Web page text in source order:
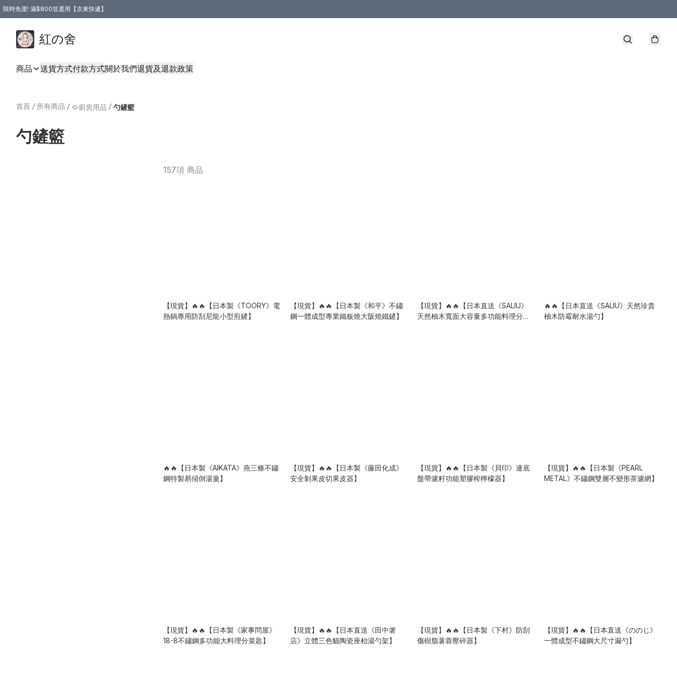
限時免運! 滿$800並選用【京東快遞】
紅の舍
商品 送貨方式付款方式關於我們退貨及退款政策
首頁 / 所有商品 / 🥘廚房用品 / 勺鏟籃
勺鏟籃
157項 商品
【現貨】🔥🔥【日本製《TOORY》電
熱鍋專用防刮尼龍小型煎鏟】
【現貨】🔥🔥【日本製《和平》不鏽
鋼一體成型專業鐵板燒大阪燒鐵鏟】
【現貨】🔥🔥【日本直送《SALIU》
天然柚木寬面大容量多功能料理分菜
🔥🔥【日本直送《SALIU》天然珍貴
柚木防霉耐水湯勺】
🔥🔥【日本製《AIKATA》燕三條不鏽
鋼特製易傾倒湯羹】
【現貨】🔥🔥【日本製《藤田化成》
安全剝果皮切果皮器】
【現貨】🔥🔥【日本製《貝印》連底
盤帶濾籽功能塑膠榨檸檬器】
【現貨】🔥🔥【日本製《PEARL
METAL》不鏽鋼雙層不變形茶濾網】
【現貨】🔥🔥【日本製《家事問屋》
18-8不鏽鋼多功能大料理分菜匙】
【現貨】🔥🔥【日本直送《田中箸
店》立體三色貓陶瓷座枱湯勺架】
【現貨】🔥🔥【日本製《下村》防刮
傷樹脂薯蓉壓碎器】
【現貨】🔥🔥【日本直送《ののじ》
一體成型不鏽鋼大尺寸漏勺】